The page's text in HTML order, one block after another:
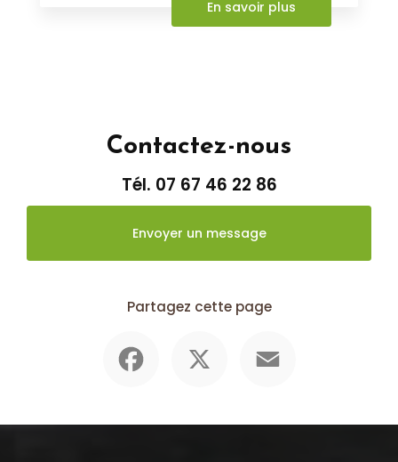
En savoir plus
Contactez-nous
Tél. 07 67 46 22 86
Envoyer un message
Partagez cette page